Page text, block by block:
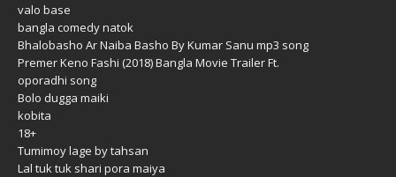
valo base
bangla comedy natok
Bhalobasho Ar Naiba Basho By Kumar Sanu mp3 song
Premer Keno Fashi (2018) Bangla Movie Trailer Ft.
oporadhi song
Bolo dugga maiki
kobita
18+
Tumimoy lage by tahsan
Lal tuk tuk shari pora maiya